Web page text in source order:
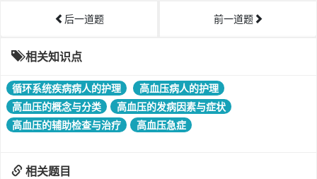
后一道题 前一道题
相关知识点
循环系统疾病病人的护理
高血压病人的护理
高血压的概念与分类
高血压的发病因素与症状
高血压的辅助检查与治疗
高血压急症
相关题目